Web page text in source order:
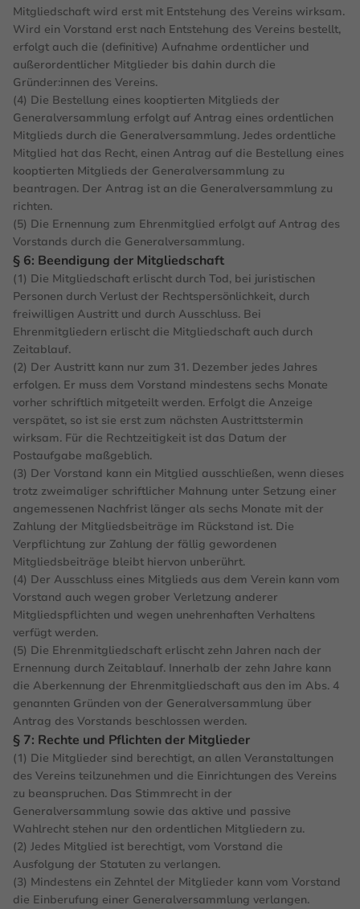
Mitgliedschaft wird erst mit Entstehung des Vereins wirksam.
Wird ein Vorstand erst nach Entstehung des Vereins bestellt,
erfolgt auch die (definitive) Aufnahme ordentlicher und
außerordentlicher Mitglieder bis dahin durch die
Gründer:innen des Vereins.
(4) Die Bestellung eines kooptierten Mitglieds der
Generalversammlung erfolgt auf Antrag eines ordentlichen
Mitglieds durch die Generalversammlung. Jedes ordentliche
Mitglied hat das Recht, einen Antrag auf die Bestellung eines
kooptierten Mitglieds der Generalversammlung zu
beantragen. Der Antrag ist an die Generalversammlung zu
richten.
(5) Die Ernennung zum Ehrenmitglied erfolgt auf Antrag des
Vorstands durch die Generalversammlung.
§ 6: Beendigung der Mitgliedschaft
(1) Die Mitgliedschaft erlischt durch Tod, bei juristischen
Personen durch Verlust der Rechtspersönlichkeit, durch
freiwilligen Austritt und durch Ausschluss. Bei
Ehrenmitgliedern erlischt die Mitgliedschaft auch durch
Zeitablauf.
(2) Der Austritt kann nur zum 31. Dezember jedes Jahres
erfolgen. Er muss dem Vorstand mindestens sechs Monate
vorher schriftlich mitgeteilt werden. Erfolgt die Anzeige
verspätet, so ist sie erst zum nächsten Austrittstermin
wirksam. Für die Rechtzeitigkeit ist das Datum der
Postaufgabe maßgeblich.
(3) Der Vorstand kann ein Mitglied ausschließen, wenn dieses
trotz zweimaliger schriftlicher Mahnung unter Setzung einer
angemessenen Nachfrist länger als sechs Monate mit der
Zahlung der Mitgliedsbeiträge im Rückstand ist. Die
Verpflichtung zur Zahlung der fällig gewordenen
Mitgliedsbeiträge bleibt hiervon unberührt.
(4) Der Ausschluss eines Mitglieds aus dem Verein kann vom
Vorstand auch wegen grober Verletzung anderer
Mitgliedspflichten und wegen unehrenhaften Verhaltens
verfügt werden.
(5) Die Ehrenmitgliedschaft erlischt zehn Jahren nach der
Ernennung durch Zeitablauf. Innerhalb der zehn Jahre kann
die Aberkennung der Ehrenmitgliedschaft aus den im Abs. 4
genannten Gründen von der Generalversammlung über
Antrag des Vorstands beschlossen werden.
§ 7: Rechte und Pflichten der Mitglieder
(1) Die Mitglieder sind berechtigt, an allen Veranstaltungen
des Vereins teilzunehmen und die Einrichtungen des Vereins
zu beanspruchen. Das Stimmrecht in der
Generalversammlung sowie das aktive und passive
Wahlrecht stehen nur den ordentlichen Mitgliedern zu.
(2) Jedes Mitglied ist berechtigt, vom Vorstand die
Ausfolgung der Statuten zu verlangen.
(3) Mindestens ein Zehntel der Mitglieder kann vom Vorstand
die Einberufung einer Generalversammlung verlangen.